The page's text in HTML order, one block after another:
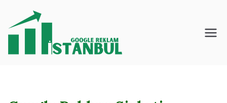
İstanbul – Google